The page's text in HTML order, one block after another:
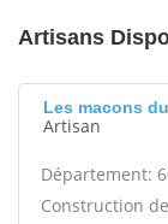
Artisans
Les macons
Artisan
Département:
Construction